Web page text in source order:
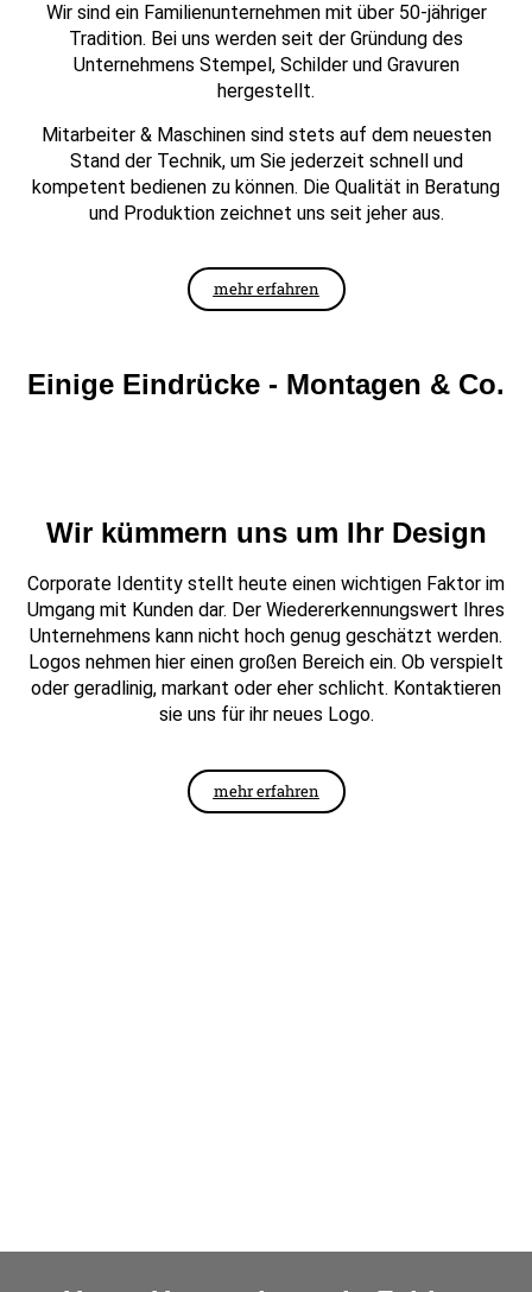
Wir sind ein Familienunternehmen mit über 50-jähriger
Tradition. Bei uns werden seit der Gründung des
Unternehmens Stempel, Schilder und Gravuren
hergestellt.
Mitarbeiter & Maschinen sind stets auf dem neuesten
Stand der Technik, um Sie jederzeit schnell und
kompetent bedienen zu können. Die Qualität in Beratung
und Produktion zeichnet uns seit jeher aus.
mehr erfahren
Einige Eindrücke - Montagen & Co.
Wir kümmern uns um Ihr Design
Corporate Identity stellt heute einen wichtigen Faktor im
Umgang mit Kunden dar. Der Wiedererkennungswert Ihres
Unternehmens kann nicht hoch genug geschätzt werden.
Logos nehmen hier einen großen Bereich ein. Ob verspielt
oder geradlinig, markant oder eher schlicht. Kontaktieren
sie uns für ihr neues Logo.
mehr erfahren